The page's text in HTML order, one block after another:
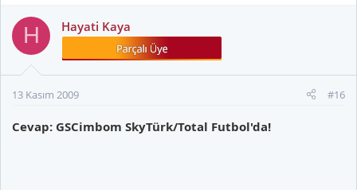
H Hayati Kaya
13 Kasım 2009 #16
Cevap: GSCimbom SkyTürk/Total Futbol'da!